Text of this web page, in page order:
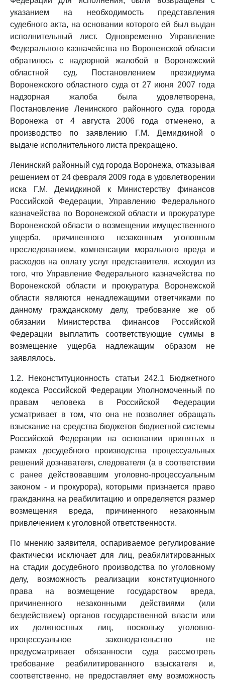
указанием на необходимость представления
судебного акта, на основании которого ей был выдан
исполнительный лист. Одновременно Управление
Федерального казначейства по Воронежской области
обратилось с надзорной жалобой в Воронежский
областной суд. Постановлением президиума
Воронежского областного суда от 27 июня 2007 года
надзорная жалоба была удовлетворена,
Постановление Ленинского районного суда города
Воронежа от 4 августа 2006 года отменено, а
производство по заявлению Г.М. Демидкиной о
выдаче исполнительного листа прекращено.
Ленинский районный суд города Воронежа, отказывая
решением от 24 февраля 2009 года в удовлетворении
иска Г.М. Демидкиной к Министерству финансов
Российской Федерации, Управлению Федерального
казначейства по Воронежской области и прокуратуре
Воронежской области о возмещении имущественного
ущерба, причиненного незаконным уголовным
преследованием, компенсации морального вреда и
расходов на оплату услуг представителя, исходил из
того, что Управление Федерального казначейства по
Воронежской области и прокуратура Воронежской
области являются ненадлежащими ответчиками по
данному гражданскому делу, требование же об
обязании Министерства финансов Российской
Федерации выплатить соответствующие суммы в
возмещение ущерба надлежащим образом не
заявлялось.
1.2. Неконституционность статьи 242.1 Бюджетного
кодекса Российской Федерации Уполномоченный по
правам человека в Российской Федерации
усматривает в том, что она не позволяет обращать
взыскание на средства бюджетов бюджетной системы
Российской Федерации на основании принятых в
рамках досудебного производства процессуальных
решений дознавателя, следователя (а в соответствии
с ранее действовавшим уголовно-процессуальным
законом - и прокурора), которыми признается право
гражданина на реабилитацию и определяется размер
возмещения вреда, причиненного незаконным
привлечением к уголовной ответственности.
По мнению заявителя, оспариваемое регулирование
фактически исключает для лиц, реабилитированных
на стадии досудебного производства по уголовному
делу, возможность реализации конституционного
права на возмещение государством вреда,
причиненного незаконными действиями (или
бездействием) органов государственной власти или
их должностных лиц, поскольку уголовно-
процессуальное законодательство не
предусматривает обязанности суда рассмотреть
требование реабилитированного взыскателя и,
соответственно, не предоставляет ему возможность